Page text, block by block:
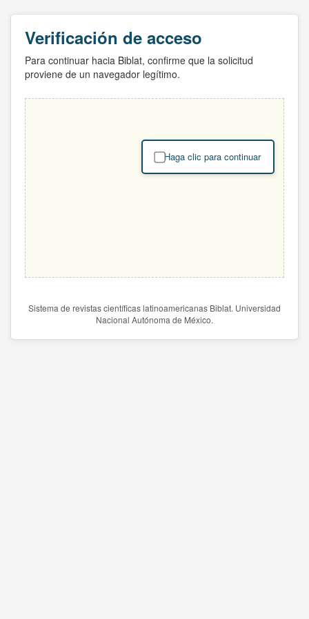
Verificación de acceso
Para continuar hacia Biblat, confirme que la solicitud
proviene de un navegador legítimo.
Haga clic para continuar
Sistema de revistas científicas latinoamericanas Biblat. Universidad
Nacional Autónoma de México.